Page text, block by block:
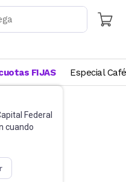
Federal
cuando
FIJAS Especial Café